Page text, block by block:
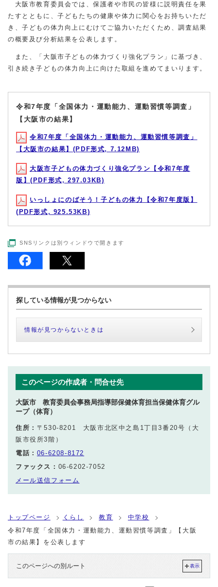
大阪市教育委員会では、保護者や市民の皆様に説明責任を果
たすとともに、子どもたちの健康や体力に関心をお持ちいただ
き、子どもの体力向上にむけてご協力いただくため、調査結果
の概要及び分析結果を公表します。
また、「大阪市子どもの体力づくり強化プラン」に基づき、
引き続き子どもの体力向上に向けた取組を進めてまいります。
令和7年度「全国体力・運動能力、運動習慣等調査」
【大阪市の結果】
令和7年度「全国体力・運動能力、運動習慣等調査」
【大阪市の結果】(PDF形式, 7.12MB)
大阪市子どもの体力づくり強化プラン【令和7年度
版】(PDF形式, 297.03KB)
いっしょにのばそう！子どもの体力【令和7年度版】
(PDF形式, 925.53KB)
SNSリンクは別ウィンドウで開きます
探している情報が見つからない
情報が見つからないときは
このページの作成者・問合せ先
大阪市 教育委員会事務局指導部保健体育担当保健体育グル
ープ（体育）
住所： 〒530-8201 大阪市北区中之島1丁目3番20号（大
阪市役所3階）
電話： 06-6208-8172
ファックス： 06-6202-7052
メール送信フォーム
トップページ くらし 教育
中学校
令和7年度「全国体力・運動能力、運動習慣等調査」【大阪
市の結果】を公表します
このページへの別ルート 表示